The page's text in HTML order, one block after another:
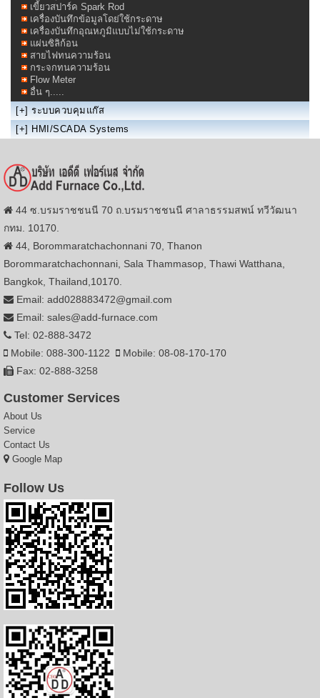
เขี้ยวสปาร์ค Spark Rod
เครื่องบันทึกข้อมูลโดย่ใช้กระดาษ
เครื่องบันทึกอุณหภูมิแบบไม่ใช้กระดาษ
แผ่นซิลิก้อน
สายไฟทนความร้อน
กระจกทนความร้อน
Flow Meter
อื่น ๆ.....
[+] ระบบควบคุมแก๊ส
[+] HMI/SCADA Systems
44 ซ.บรมราชชนนี 70 ถ.บรมราชชนนี ศาลาธรรมสพน์ ทวีวัฒนา
กทม. 10170.
44, Borommaratchachonnani 70, Thanon
Borommaratchachonnani, Sala Thammasop, Thawi Watthana,
Bangkok, Thailand,10170.
Email: add028883472@gmail.com
Email: sales@add-furnace.com
Tel: 02-888-3472
Mobile: 088-300-1122
Mobile: 08-08-170-170
Fax: 02-888-3258
Customer Services
About Us
Service
Contact Us
Google Map
Follow Us